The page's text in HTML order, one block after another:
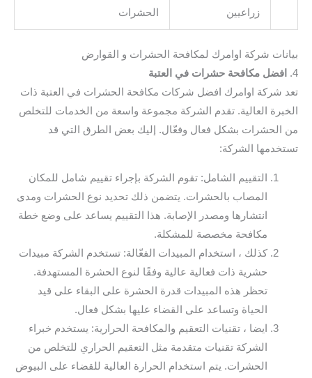
زراعيين
الحشرات
بيانات شركة اوامرك لمكافحة الحشرات و القوارض
4.
افضل مكافحة حشرات في العتبة
تعد شركة اوامرك افضل شركات مكافحة الحشرات في العتبة ذات
الخبرة العالية. تقدم الشركة مجموعة واسعة من الخدمات للتخلص
من الحشرات بشكل فعال وفعّال. إليك بعض الطرق التي قد
تستخدمها الشركة:
التقييم الشامل: تقوم الشركة بإجراء تقييم شامل للمكان
المصاب بالحشرات. يتضمن ذلك تحديد نوع الحشرات ومدى
انتشارها ومصدر الإصابة. هذا التقييم يساعد على وضع خطة
مكافحة مخصصة للمشكلة.
كذلك ، استخدام المبيدات الفعّالة: تستخدم الشركة مبيدات
حشرية ذات فعالية عالية وفقًا لنوع الحشرة المستهدفة.
تحظر هذه المبيدات قدرة الحشرة على البقاء على قيد
الحياة وتساعد على القضاء عليها بشكل فعال.
ايضا ، تقنيات التعقيم والمكافحة الحرارية: يستخدم خبراء
الشركة تقنيات متقدمة مثل التعقيم الحراري للتخلص من
الحشرات. يتم استخدام الحرارة العالية للقضاء على البيوض